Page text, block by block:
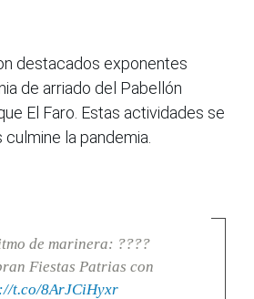
destacados exponentes
de arriado del Pabellón
El Faro. Estas actividades se
la pandemia.
de marinera: ????
Fiestas Patrias con
t.co/8ArJCiHyxr